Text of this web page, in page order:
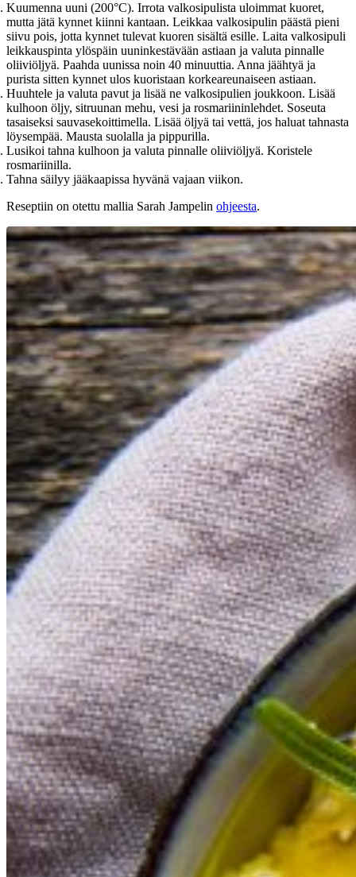
Kuumenna uuni (200°C). Irrota valkosipulista uloimmat kuoret,
mutta jätä kynnet kiinni kantaan. Leikkaa valkosipulin päästä pieni
siivu pois, jotta kynnet tulevat kuoren sisältä esille. Laita valkosipuli
leikkauspinta ylöspäin uuninkestävään astiaan ja valuta pinnalle
oliiviöljyä. Paahda uunissa noin 40 minuuttia. Anna jäähtyä ja
purista sitten kynnet ulos kuoristaan korkeareunaiseen astiaan.
Huuhtele ja valuta pavut ja lisää ne valkosipulien joukkoon. Lisää
kulhoon öljy, sitruunan mehu, vesi ja rosmariininlehdet. Soseuta
tasaiseksi sauvasekoittimella. Lisää öljyä tai vettä, jos haluat tahnasta
löysempää. Mausta suolalla ja pippurilla.
Lusikoi tahna kulhoon ja valuta pinnalle oliiviöljyä. Koristele
rosmariinilla.
Tahna säilyy jääkaapissa hyvänä vajaan viikon.
Reseptiin on otettu mallia Sarah Jampelin ohjeesta.